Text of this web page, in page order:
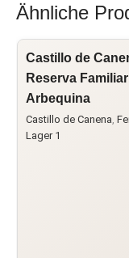
Ähnliche
Castillo de
Reserva Familiar
Arbequina
Castillo de Canena
Lager 1